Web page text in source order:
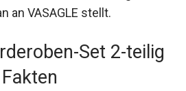
an VASAGLE stellt.
Set 2-teilig